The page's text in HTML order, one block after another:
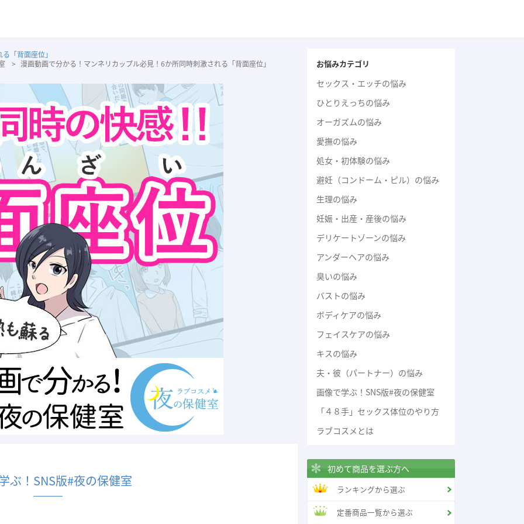
「背面座位」
漫画動画で分かる！マンネリカップル必見！6か所同時刺激される「背面座位」
ぶ！SNS版#夜の保健室
お悩みカテゴリ
セックス・エッチの悩み
ひとりえっちの悩み
オーガズムの悩み
愛撫の悩み
処女・初体験の悩み
避妊（コンドーム・ピル）の悩み
生理の悩み
妊娠・出産・産後の悩み
デリケートゾーンの悩み
アンダーヘアの悩み
臭いの悩み
バストの悩み
ボディケアの悩み
フェイスケアの悩み
キスの悩み
夫・彼（パートナー）の悩み
画像で学ぶ！SNS版#夜の保健室
「４８手」セックス体位のやり方
ラブコスメとは
初めて商品を選ぶ方へ
ランキングから選ぶ
定番商品一覧から選ぶ